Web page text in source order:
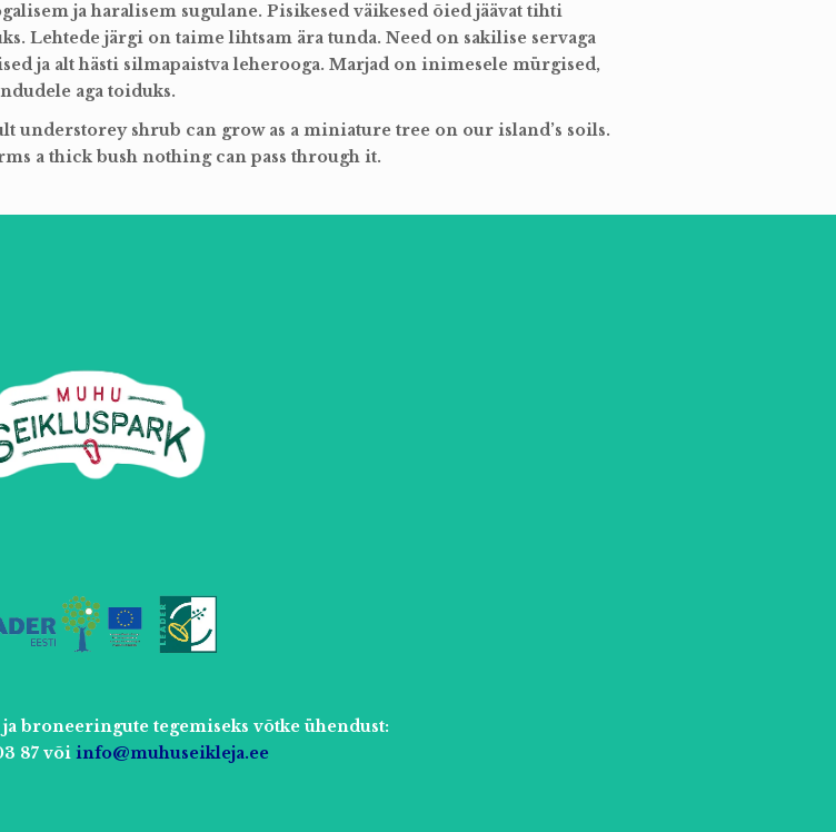
ja haralisem sugulane. Pisikesed väikesed õied jäävat tihti
Lehtede järgi on taime lihtsam ära tunda. Need on sakilise servaga
ja alt hästi silmapaistva leherooga. Marjad on inimesele mürgised,
aga toiduks.
understorey shrub can grow as a miniature tree on our island’s soils.
a thick bush nothing can pass through it.
ja broneeringute tegemiseks võtke ühendust:
87 või info@muhuseikleja.ee